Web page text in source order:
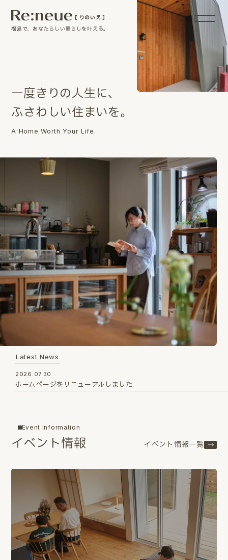
［ りのいえ ］
福島で、あなたらしい暮らしを叶える。
一度き りの人生に、
ふさわ しい住まいを。
A Home Worth Your Life.
Latest News
2026.07.30
ホームページをリニューアルしました
Event Information
イベント情報 イベント情報一覧